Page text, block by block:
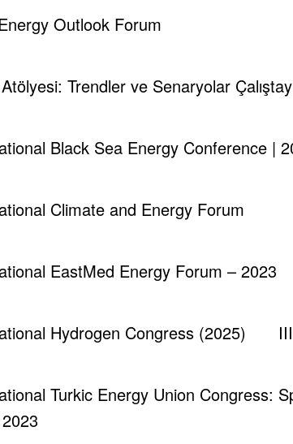
Outlook Forum
Trendler ve Senaryolar
Black Sea Energy Conference |
Climate and Energy Forum
EastMed Energy Forum – 2023
Hydrogen Congress (2025)
Turkic Energy Union Congress: